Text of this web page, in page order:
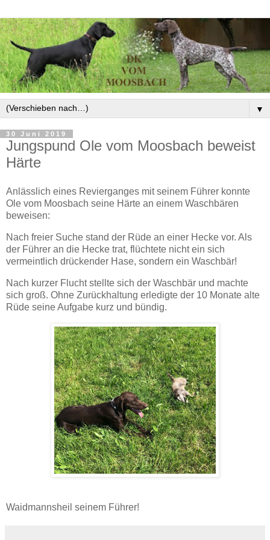
▼
30 Juni 2019
Jungspund Ole vom Moosbach beweist
Härte
Anlässlich eines Revierganges mit seinem Führer konnte
Ole vom Moosbach seine Härte an einem Waschbären
beweisen:
Nach freier Suche stand der Rüde an einer Hecke vor. Als
der Führer an die Hecke trat, flüchtete nicht ein sich
vermeintlich drückender Hase, sondern ein Waschbär!
Nach kurzer Flucht stellte sich der Waschbär und machte
sich groß. Ohne Zurückhaltung erledigte der 10 Monate alte
Rüde seine Aufgabe kurz und bündig.
Waidmannsheil seinem Führer!